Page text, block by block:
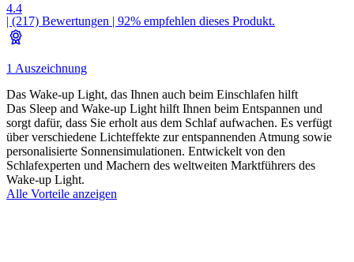
4.4
| (217) Bewertungen | 92% empfehlen dieses Produkt.
1 Auszeichnung
Das Wake-up Light, das Ihnen auch beim Einschlafen hilft
Das Sleep and Wake-up Light hilft Ihnen beim Entspannen und
sorgt dafür, dass Sie erholt aus dem Schlaf aufwachen. Es verfügt
über verschiedene Lichteffekte zur entspannenden Atmung sowie
personalisierte Sonnensimulationen. Entwickelt von den
Schlafexperten und Machern des weltweiten Marktführers des
Wake-up Light.
Alle Vorteile anzeigen